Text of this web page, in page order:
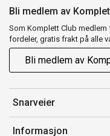
Bli medlem av
Som Komplett Club
fordeler, gratis frakt på alle
Bli medlem av
Snarveier
Min side
Informasjon